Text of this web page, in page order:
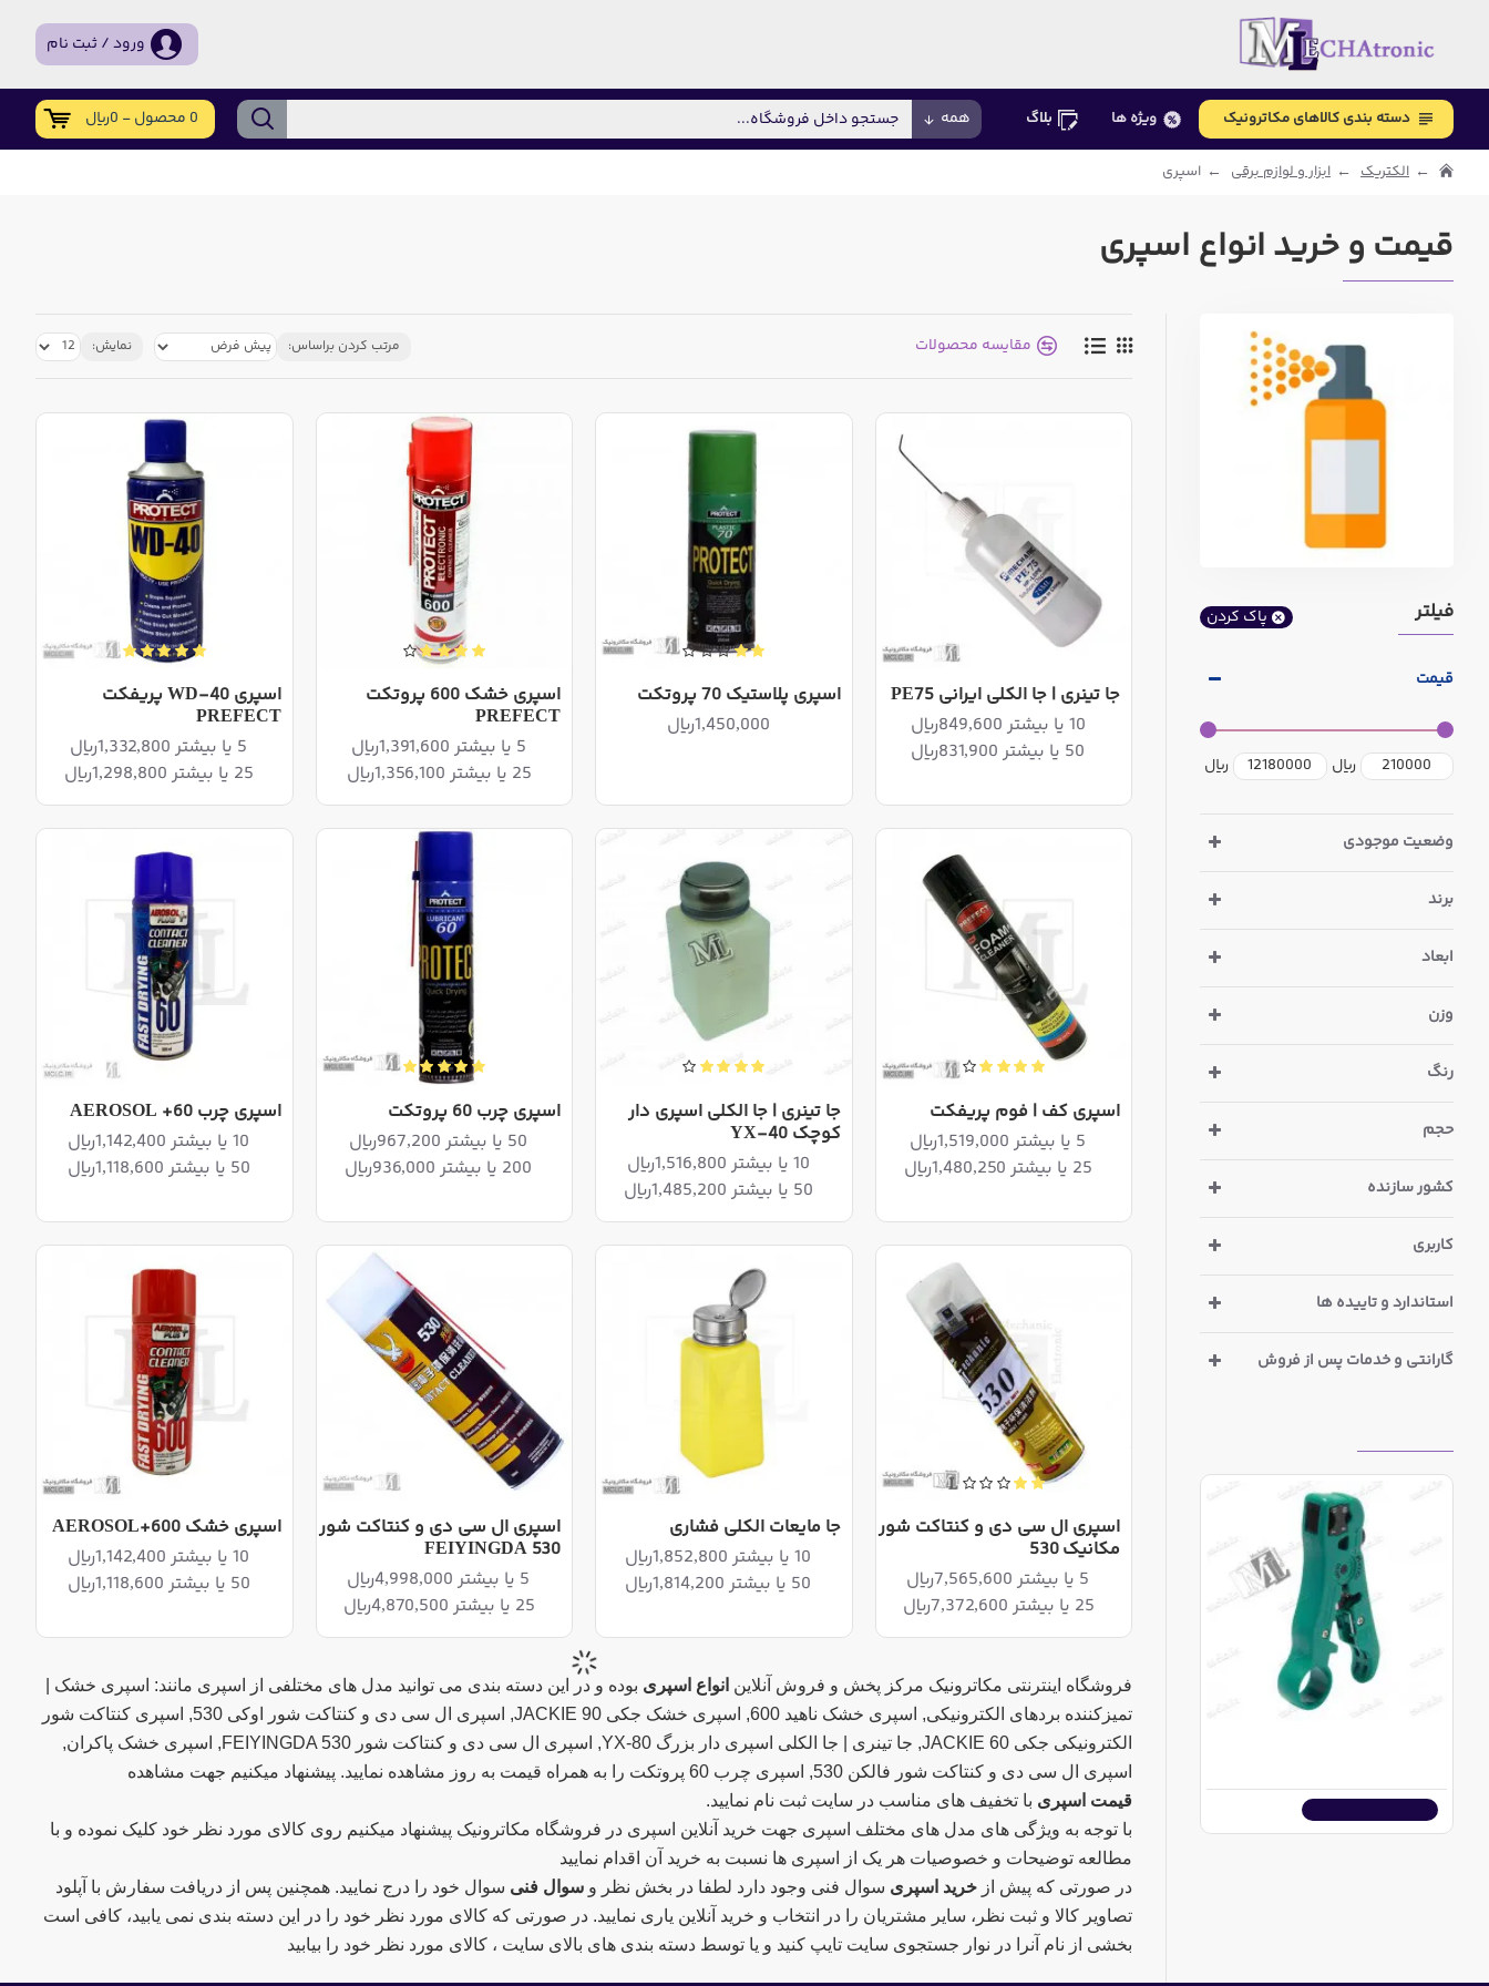
ورود / ثبت نام
دسته بندی کالاهای مکاترونیک ویژه ها بلاگ همه 0 محصول - 0ریال
الکتریک ابزار و لوازم برقی اسپری
قیمت و خرید انواع اسپری
فیلتر پاک کردن
قیمت
ریال ریال
برند
وزن
حجم
استاندارد و تاییده ها
کشور سازنده
کاربری
گارانتی و خدمات پس از فروش
رنگ
ابعاد
وضعیت موجودی
فروشگاه اینترنتی مکاترونیک مرکز پخش و فروش آنلاین انواع اسپری بوده و در این دسته بندی می توانید مدل های مختلفی از اسپری مانند: اسپری خشک |
تمیزکننده بردهای الکترونیکی, اسپری خشک ناهید 600, اسپری خشک جکی JACKIE 90, اسپری ال سی دی و کنتاکت شور اوکی 530, اسپری کنتاکت شور
الکترونیکی جکی JACKIE 60, جا تینری | جا الکلی اسپری دار بزرگ YX-80, اسپری ال سی دی و کنتاکت شور FEIYINGDA 530, اسپری خشک پاکران,
اسپری ال سی دی و کنتاکت شور فالکن 530, اسپری چرب 60 پروتکت را به همراه قیمت به روز مشاهده نمایید. پیشنهاد میکنیم جهت مشاهده
قیمت اسپری با تخفیف های مناسب در سایت ثبت نام نمایید.
با توجه به ویژگی های مدل های مختلف اسپری جهت خرید آنلاین اسپری در فروشگاه مکاترونیک پیشنهاد میکنیم روی کالای مورد نظر خود کلیک نموده و با
مطالعه توضیحات و خصوصیات هر یک از اسپری ها نسبت به خرید آن اقدام نمایید
در صورتی که پیش از خرید اسپری سوال فنی وجود دارد لطفا در بخش نظر و سوال فنی سوال خود را درج نمایید. همچنین پس از دریافت سفارش با آپلود
تصاویر کالا و ثبت نظر، سایر مشتریان را در انتخاب و خرید آنلاین یاری نمایید. در صورتی که کالای مورد نظر خود را در این دسته بندی نمی یابید، کافی است
بخشی از نام آنرا در نوار جستجوی سایت تایپ کنید و یا توسط دسته بندی های بالای سایت ، کالای مورد نظر خود را بیابید
مقایسه محصولات مرتب کردن براساس: نمایش:
جا تینری | جا الکلی ایرانی PE75
10 یا بیشتر 849,600ریال
50 یا بیشتر 831,900ریال
اسپری پلاستیک 70 پروتکت
1,450,000ریال
اسپری خشک 600 پروتکت
PREFECT
5 یا بیشتر 1,391,600ریال
25 یا بیشتر 1,356,100ریال
اسپری WD-40 پریفکت
PREFECT
5 یا بیشتر 1,332,800ریال
25 یا بیشتر 1,298,800ریال
اسپری کف | فوم پریفکت
5 یا بیشتر 1,519,000ریال
25 یا بیشتر 1,480,250ریال
جا تینری | جا الکلی اسپری دار
کوچک YX-40
10 یا بیشتر 1,516,800ریال
50 یا بیشتر 1,485,200ریال
اسپری چرب 60 پروتکت
50 یا بیشتر 967,200ریال
200 یا بیشتر 936,000ریال
اسپری چرب AEROSOL +60
10 یا بیشتر 1,142,400ریال
50 یا بیشتر 1,118,600ریال
اسپری ال سی دی و کنتاکت شور
مکانیک 530
5 یا بیشتر 7,565,600ریال
25 یا بیشتر 7,372,600ریال
جا مایعات الکلی فشاری
10 یا بیشتر 1,852,800ریال
50 یا بیشتر 1,814,200ریال
اسپری ال سی دی و کنتاکت شور
FEIYINGDA 530
5 یا بیشتر 4,998,000ریال
25 یا بیشتر 4,870,500ریال
اسپری خشک AEROSOL+600
10 یا بیشتر 1,142,400ریال
50 یا بیشتر 1,118,600ریال